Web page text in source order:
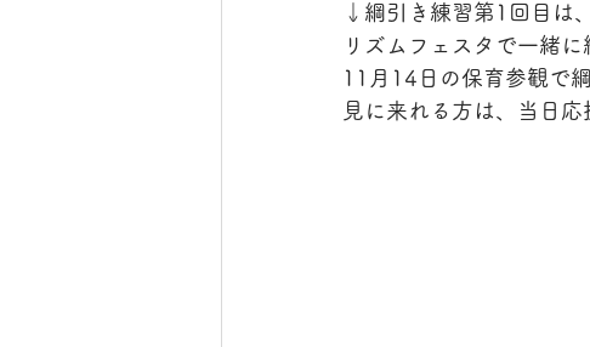
↓綱引き練習第1回目は
リズムフェスタで一緒
11月14日の保育参観で
見に来れる方は、当日応